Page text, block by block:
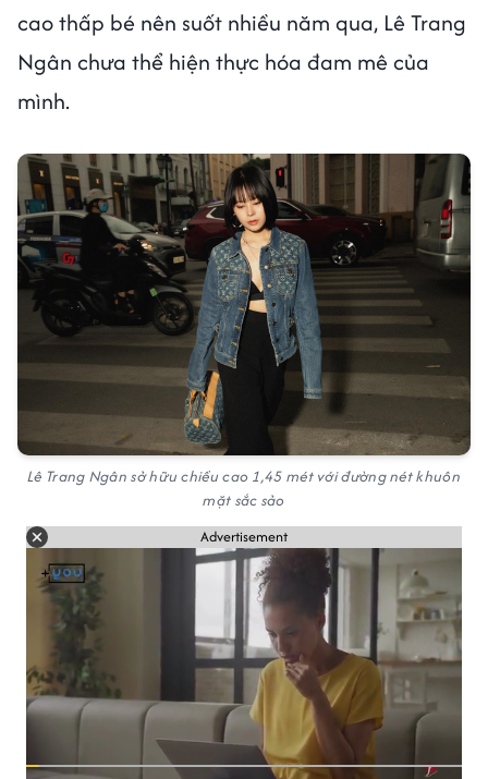
cao thấp bé nên suốt nhiều năm qua, Lê Trang
Ngân chưa thể hiện thực hóa đam mê của
mình.
Lê Trang Ngân sở hữu chiều cao 1,45 mét với đường nét khuôn
mặt sắc sảo
Advertisement